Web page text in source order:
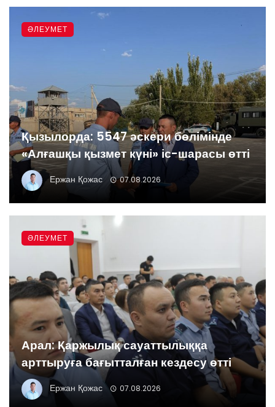
Қызылорда: 5547 әскери бөлімінде
«Алғашқы қызмет күні» іс-шарасы өтті
Ержан Қожас 07.08.2026
ӘЛЕУМЕТ
Арал: Қаржылық сауаттылыққа
арттыруға бағытталған кездесу өтті
Ержан Қожас 07.08.2026
ӘЛЕУМЕТ